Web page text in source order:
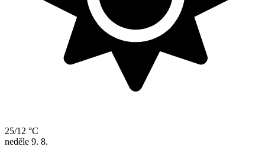
25/12 °C
neděle 9. 8.